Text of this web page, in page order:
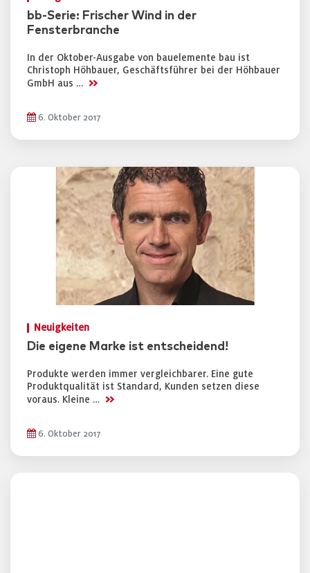
bb-Serie: Frischer Wind in der
Fensterbranche
In der Oktober-Ausgabe von bauelemente bau ist
Christoph Höhbauer, Geschäftsführer bei der Höhbauer
GmbH aus … >>
6. Oktober 2017
Neuigkeiten
Die eigene Marke ist entscheidend!
Produkte werden immer vergleichbarer. Eine gute
Produktqualität ist Standard, Kunden setzen diese
voraus. Kleine … >>
6. Oktober 2017